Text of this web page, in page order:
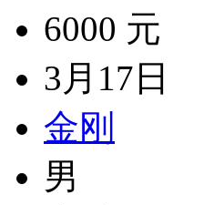
6000 元
3月17日
金刚
男